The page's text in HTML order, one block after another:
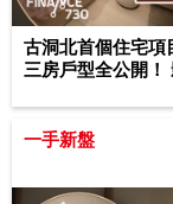
古洞北首個住宅項
三房戶型全公開
一手新盤